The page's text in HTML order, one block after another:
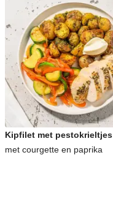
Kipfilet met pestokrieltjes
met courgette en paprika